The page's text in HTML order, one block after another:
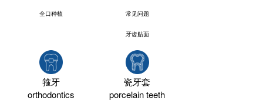
全口种植 常见问题
牙齿贴面
箍牙
orthodontics
瓷牙套
porcelain teeth